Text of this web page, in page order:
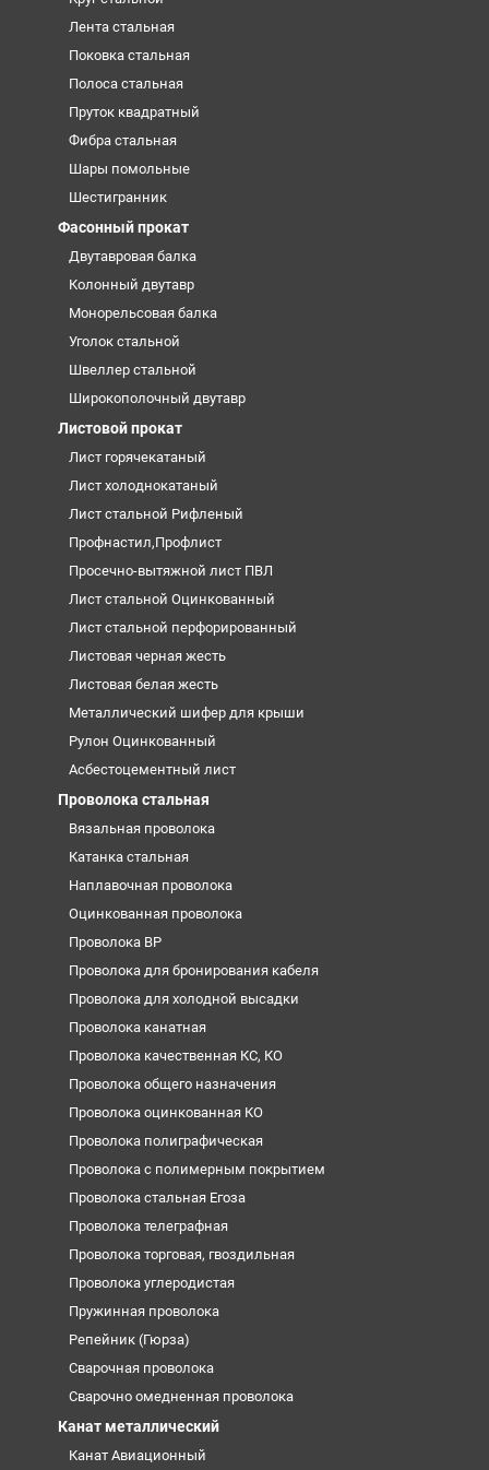
Лента стальная
Поковка стальная
Полоса стальная
Пруток квадратный
Фибра стальная
Шары помольные
Шестигранник
Фасонный прокат
Двутавровая балка
Колонный двутавр
Монорельсовая балка
Уголок стальной
Швеллер стальной
Широкополочный двутавр
Листовой прокат
Лист горячекатаный
Лист холоднокатаный
Лист стальной Рифленый
Профнастил,Профлист
Просечно-вытяжной лист ПВЛ
Лист стальной Оцинкованный
Лист стальной перфорированный
Листовая черная жесть
Листовая белая жесть
Металлический шифер для крыши
Рулон Оцинкованный
Асбестоцементный лист
Проволока стальная
Вязальная проволока
Катанка стальная
Наплавочная проволока
Оцинкованная проволока
Проволока ВР
Проволока для бронирования кабеля
Проволока для холодной высадки
Проволока канатная
Проволока качественная КС, КО
Проволока общего назначения
Проволока оцинкованная КО
Проволока полиграфическая
Проволока с полимерным покрытием
Проволока стальная Егоза
Проволока телеграфная
Проволока торговая, гвоздильная
Проволока углеродистая
Пружинная проволока
Репейник (Гюрза)
Сварочная проволока
Сварочно омедненная проволока
Канат металлический
Канат Авиационный